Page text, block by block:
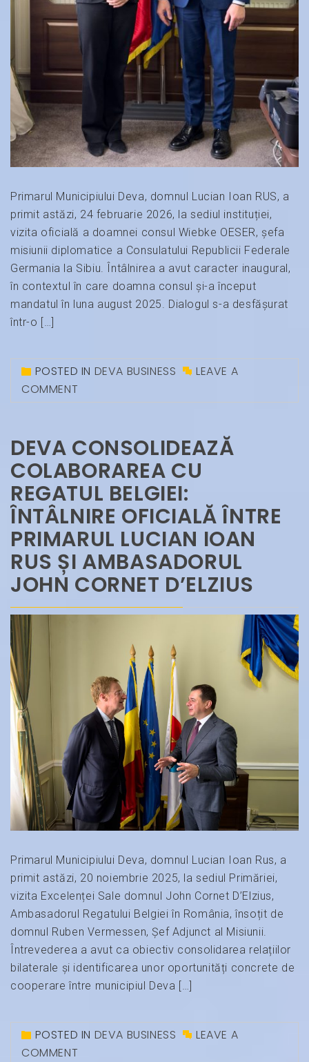
Primarul Municipiului Deva, domnul Lucian Ioan RUS, a
primit astăzi, 24 februarie 2026, la sediul instituției,
vizita oficială a doamnei consul Wiebke OESER, șefa
misiunii diplomatice a Consulatului Republicii Federale
Germania la Sibiu. Întâlnirea a avut caracter inaugural,
în contextul în care doamna consul și-a început
mandatul în luna august 2025. Dialogul s-a desfășurat
într-o […]
POSTED IN DEVA BUSINESS
LEAVE A
COMMENT
DEVA CONSOLIDEAZĂ
COLABORAREA CU
REGATUL BELGIEI:
ÎNTÂLNIRE OFICIALĂ ÎNTRE
PRIMARUL LUCIAN IOAN
RUS ȘI AMBASADORUL
JOHN CORNET D’ELZIUS
Primarul Municipiului Deva, domnul Lucian Ioan Rus, a
primit astăzi, 20 noiembrie 2025, la sediul Primăriei,
vizita Excelenței Sale domnul John Cornet D’Elzius,
Ambasadorul Regatului Belgiei în România, însoțit de
domnul Ruben Vermessen, Șef Adjunct al Misiunii.
Întrevederea a avut ca obiectiv consolidarea relațiilor
bilaterale și identificarea unor oportunități concrete de
cooperare între municipiul Deva […]
POSTED IN DEVA BUSINESS
LEAVE A
COMMENT